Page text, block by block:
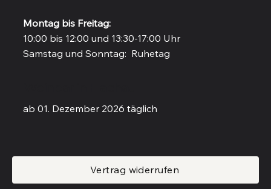
Montag bis Freitag:
10:00 bis 12:00 und 13:30-17:00 Uhr
Samstag und Sonntag: Ruhetag
ab 01. Dezember 2026 täglich
Vertrag widerrufen